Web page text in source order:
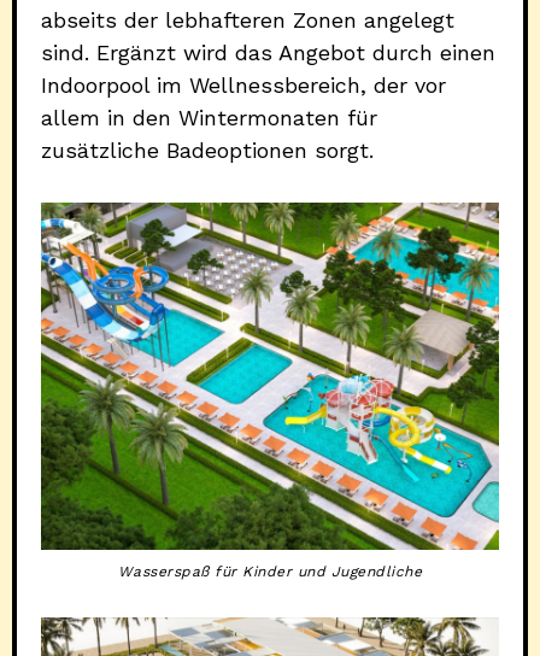
abseits der lebhafteren Zonen angelegt
sind. Ergänzt wird das Angebot durch einen
Indoorpool im Wellnessbereich, der vor
allem in den Wintermonaten für
zusätzliche Badeoptionen sorgt.
Wasserspaß für Kinder und Jugendliche